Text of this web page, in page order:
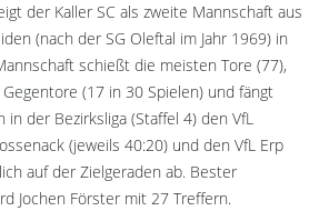
der Kaller SC als zweite Mannschaft aus
(nach der SG Oleftal im Jahr 1969) in
schießt die meisten Tore (77),
(17 in 30 Spielen) und fängt
der Bezirksliga (Staffel 4) den VfL
(jeweils 40:20) und den VfL Erp
auf der Zielgeraden ab. Bester
Jochen Förster mit 27 Treffern.